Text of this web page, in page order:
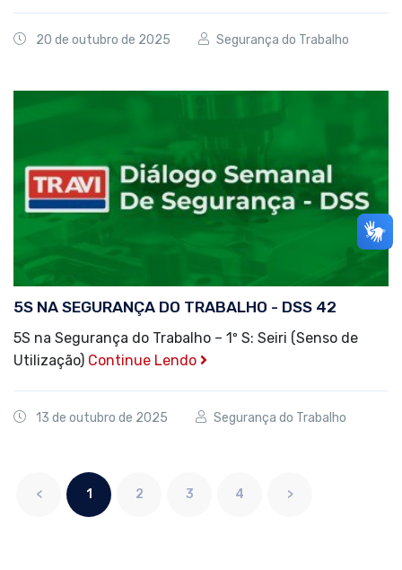
20 de outubro de 2025 Segurança do Trabalho
5S NA SEGURANÇA DO TRABALHO - DSS 42
5S na Segurança do Trabalho – 1º S: Seiri (Senso de
Utilização) Continue Lendo
13 de outubro de 2025 Segurança do Trabalho
< 1 2 3 4 >